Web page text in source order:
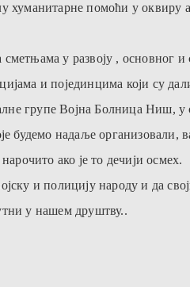
хуманитарне помоћи у
у развоју , основног
и појединцима који су
групе Војна Болница Ниш, у
будемо надаље
ако је то дечији осмех.
и полицију народу и да
у нашем друштву..